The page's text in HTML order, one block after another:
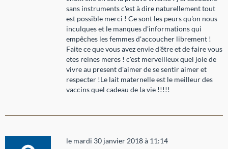
sans instruments c'est à dire naturellement tout
est possible merci ! Ce sont les peurs qu'on nous
inculques et le manques d'informations qui
empêches les femmes d'accoucher librement !
Faite ce que vous avez envie d'être et de faire vous
etes reines meres ! c'est merveilleux quel joie de
vivre au present d'aimer de se sentir aimer et
respecter !Le lait maternelle est le meilleur des
vaccins quel cadeau de la vie !!!!!
le mardi 30 janvier 2018 à 11:14